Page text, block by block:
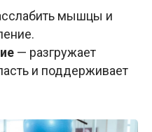
мышцы и
— разгружает
и поддерживает